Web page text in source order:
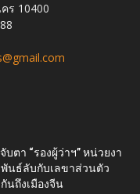
ร 10400
ตา “รองผู้ว่าฯ” หน่วยงา
นธ์ลับกับเลขาส่วนตัว
นถึงเมืองจีน